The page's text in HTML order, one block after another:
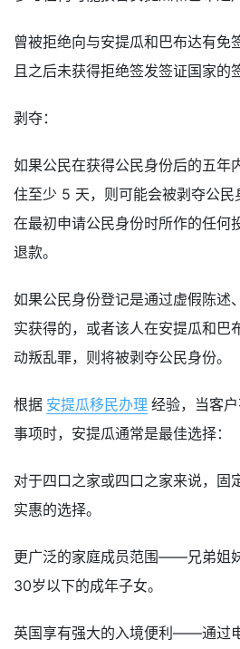
曾被拒绝向与安提瓜和巴布达有免
且之后未获得拒绝签发签证国家的
剥夺：
如果公民在获得公民身份后的五年
住至少 5 天，则可能会被剥夺公
在最初申请公民身份时所作的任何
退款。
如果公民身份登记是通过虚假陈述
实获得的，或者该人在安提瓜和巴
动叛乱罪，则将被剥夺公民身份。
根据 安提瓜移民办理 经验，当客
事项时，安提瓜通常是最佳选择：
对于四口之家或四口之家来说，固
实惠的选择。
更广泛的家庭成员范围——兄弟姐
30岁以下的成年子女。
英国享有强大的入境便利——通过